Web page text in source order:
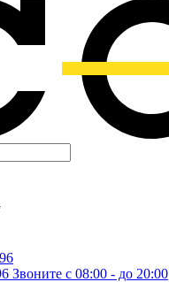
Звоните с 08:00 - до 20:00